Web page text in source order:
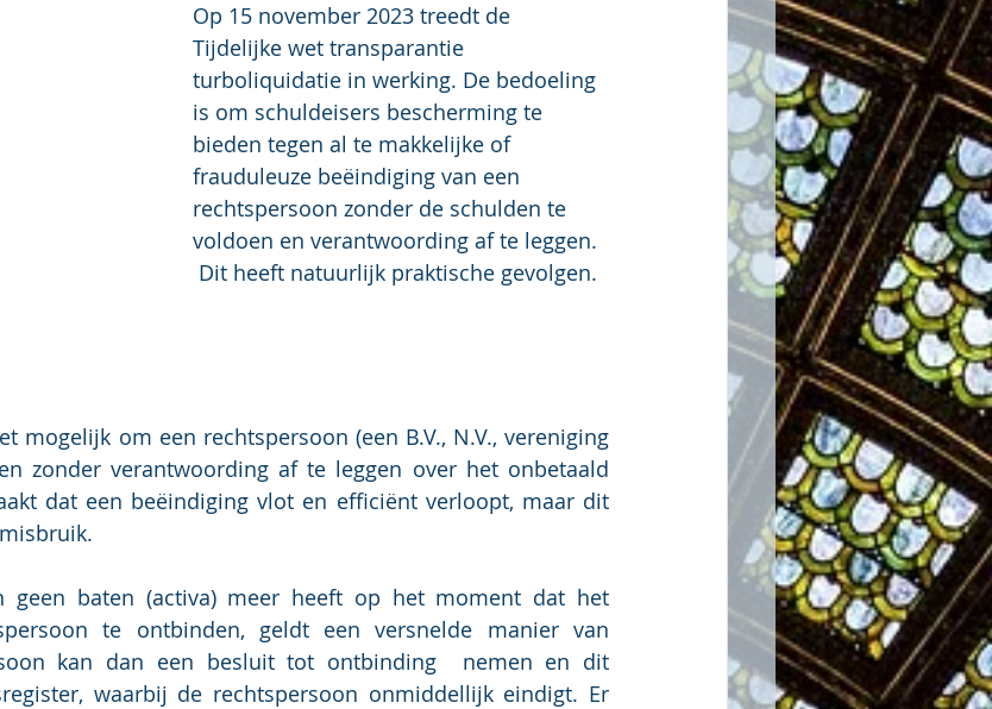
Op 15 november 2023 treedt de
Tijdelijke wet transparantie
turboliquidatie in werking. De bedoeling
is om schuldeisers bescherming te
bieden tegen al te makkelijke of
frauduleuze beëindiging van een
rechtspersoon zonder de schulden te
voldoen en verantwoording af te leggen.
Dit heeft natuurlijk praktische gevolgen.
mogelijk om een rechtspersoon (een B.V., N.V., vereniging
zonder verantwoording af te leggen over het onbetaald
dat een beëindiging vlot en efficiënt verloopt, maar dit
geen baten (activa) meer heeft op het moment dat het
te ontbinden, geldt een versnelde manier van
kan dan een besluit tot ontbinding  nemen en dit
waarbij de rechtspersoon onmiddellijk eindigt. Er